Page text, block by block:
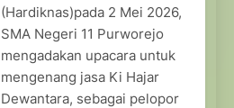
(Hardiknas)pada 2 Mei 2026,
SMA Negeri 11 Purworejo
mengadakan upacara untuk
mengenang jasa Ki Hajar
Dewantara, sebagai pelopor